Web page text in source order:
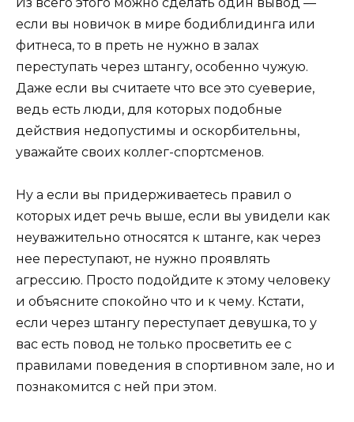
если вы новичок в мире бодиблидинга или
фитнеса, то в преть не нужно в залах
переступать через штангу, особенно чужую.
Даже если вы считаете что все это суеверие,
ведь есть люди, для которых подобные
действия недопустимы и оскорбительны,
уважайте своих коллег-спортсменов.
Ну а если вы придерживаетесь правил о
которых идет речь выше, если вы увидели как
неуважительно относятся к штанге, как через
нее переступают, не нужно проявлять
агрессию. Просто подойдите к этому человеку
и объясните спокойно что и к чему. Кстати,
если через штангу переступает девушка, то у
вас есть повод не только просветить ее с
правилами поведения в спортивном зале, но и
познакомится с ней при этом.